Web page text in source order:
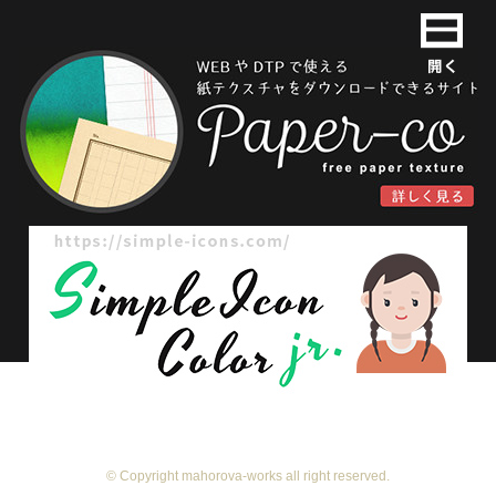
© Copyright mahorova-works all right reserved.